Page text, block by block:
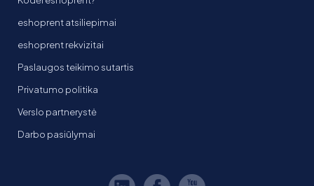
eshoprent atsiliepimai
eshoprent rekvizitai
Paslaugos teikimo sutartis
Privatumo politika
Verslo partnerystė
Darbo pasiūlymai